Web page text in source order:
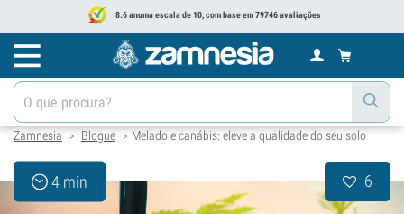
8.6 anuma escala de 10, com base em 79746 avaliações
Zamnesia > Blogue > Melado e canábis: eleve a qualidade do seu solo
4 min 6